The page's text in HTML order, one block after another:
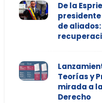
De la
de
Teorías y
mirada a
Derecho